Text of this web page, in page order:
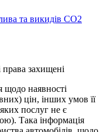
та викидів СО2
захищені
щодо наявності
цін, інших умов її
послуг не є
Така інформація